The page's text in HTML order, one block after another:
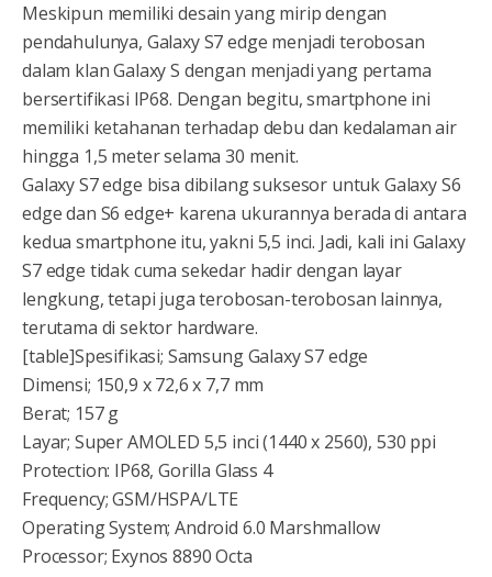
Meskipun memiliki desain yang mirip dengan
pendahulunya, Galaxy S7 edge menjadi terobosan
dalam klan Galaxy S dengan menjadi yang pertama
bersertifikasi IP68. Dengan begitu, smartphone ini
memiliki ketahanan terhadap debu dan kedalaman air
hingga 1,5 meter selama 30 menit.
Galaxy S7 edge bisa dibilang suksesor untuk Galaxy S6
edge dan S6 edge+ karena ukurannya berada di antara
kedua smartphone itu, yakni 5,5 inci. Jadi, kali ini Galaxy
S7 edge tidak cuma sekedar hadir dengan layar
lengkung, tetapi juga terobosan-terobosan lainnya,
terutama di sektor hardware.
[table]Spesifikasi; Samsung Galaxy S7 edge
Dimensi; 150,9 x 72,6 x 7,7 mm
Berat; 157 g
Layar; Super AMOLED 5,5 inci (1440 x 2560), 530 ppi
Protection: IP68, Gorilla Glass 4
Frequency; GSM/HSPA/LTE
Operating System; Android 6.0 Marshmallow
Processor; Exynos 8890 Octa